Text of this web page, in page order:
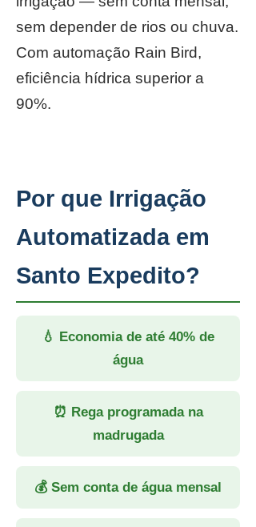
sem depender de rios ou chuva.
Com automação Rain Bird,
eficiência hídrica superior a
90%.
Por que Irrigação
Automatizada em
Santo Expedito?
💧 Economia de até 40% de
água
⏰ Rega programada na
madrugada
💰 Sem conta de água mensal